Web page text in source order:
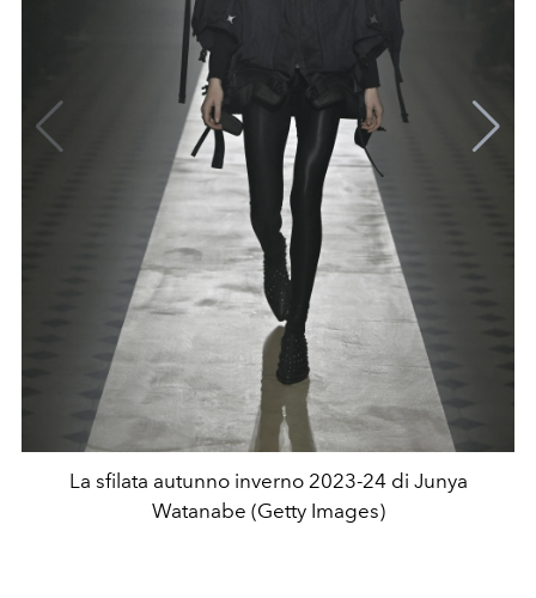
La sfilata autunno inverno 2023-24 di Junya
Watanabe (Getty Images)